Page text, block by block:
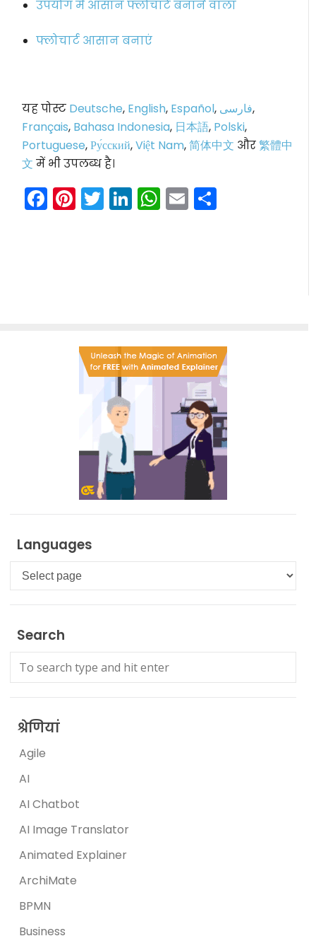
उपयोग में आसान फ्लोचार्ट बनाने वाला
फ्लोचार्ट आसान बनाएं
यह पोस्ट Deutsche, English, Español, فارسی,
Français, Bahasa Indonesia, 日本語, Polski,
Portuguese,Ру́сский,Việt Nam,简体中文 और繁體中
文 में भी उपलब्ध है।
Facebook
Pinterest
Twitter
LinkedIn
WhatsApp
Email
Languages
Languages
Search
श्रेणियां
Agile
AI
AI Chatbot
AI Image Translator
Animated Explainer
ArchiMate
BPMN
Business